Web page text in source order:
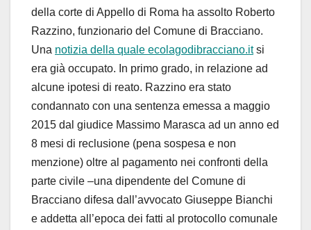
della corte di Appello di Roma ha assolto Roberto
Razzino, funzionario del Comune di Bracciano.
Una notizia della quale ecolagodibracciano.itsi
era già occupato. In primo grado, in relazione ad
alcune ipotesi di reato. Razzino era stato
condannato con una sentenza emessa a maggio
2015 dal giudice Massimo Marasca ad un anno ed
8 mesi di reclusione (pena sospesa e non
menzione) oltre al pagamento nei confronti della
parte civile –una dipendente del Comune di
Bracciano difesa dall’avvocato Giuseppe Bianchi
e addetta all’epoca dei fatti al protocollo comunale